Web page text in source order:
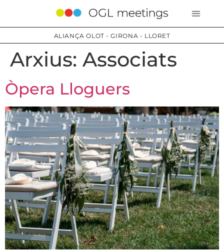
ALIANÇA OLOT - GIRONA - LLORET
Arxius: Associats
Òpera Lloguers